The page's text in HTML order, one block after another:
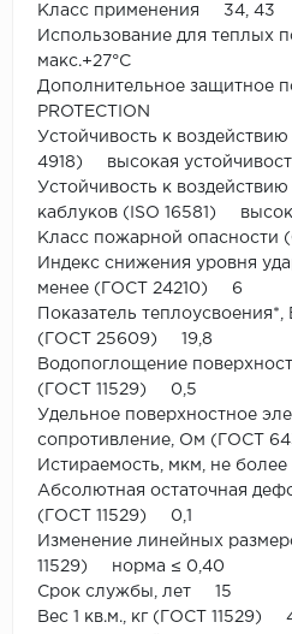
Класс применения 34, 43
Использование для
макс.+27°С
Дополнительное защитное
PROTECTION
Устойчивость к
4918) высокая
Устойчивость к
каблуков (ISO 16581)
Класс пожарной
Индекс снижения уровня
менее (ГОСТ 24210) 6
Показатель
(ГОСТ 25609) 19,8
Водопоглощение
(ГОСТ 11529) 0,5
Удельное поверхностное
сопротивление, Ом (ГОСТ
Истираемость, мкм, не
Абсолютная остаточная
(ГОСТ 11529) 0,1
Изменение линейных
11529) норма ≤ 0,40
Срок службы, лет 15
Вес 1 кв.м., кг (ГОСТ 11529)